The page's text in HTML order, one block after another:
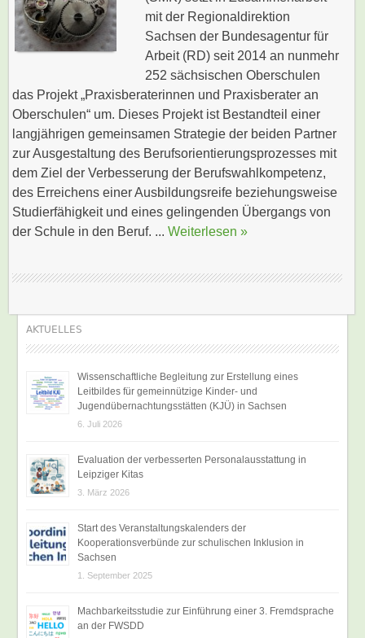
mit der Regionaldirektion
Sachsen der Bundesagentur für
Arbeit (RD) seit 2014 an nunmehr
252 sächsischen Oberschulen
das Projekt „Praxisberaterinnen und Praxisberater an
Oberschulen“ um. Dieses Projekt ist Bestandteil einer
langjährigen gemeinsamen Strategie der beiden Partner
zur Ausgestaltung des Berufsorientierungsprozesses mit
dem Ziel der Verbesserung der Berufswahlkompetenz,
des Erreichens einer Ausbildungsreife beziehungsweise
Studierfähigkeit und eines gelingenden Übergangs von
der Schule in den Beruf. ...Weiterlesen »
AKTUELLES
Wissenschaftliche Begleitung zur Erstellung eines
Leitbildes für gemeinnützige Kinder- und
Jugendübernachtungsstätten (KJÜ) in Sachsen
6. Juli 2026
Evaluation der verbesserten Personalausstattung in
Leipziger Kitas
3. März 2026
Start des Veranstaltungskalenders der
Kooperationsverbünde zur schulischen Inklusion in
Sachsen
1. September 2025
Machbarkeitsstudie zur Einführung einer 3. Fremdsprache
an der FWSDD